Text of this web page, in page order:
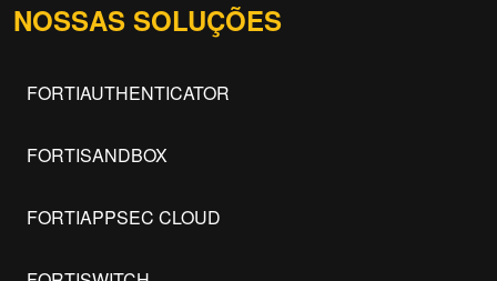
NOSSAS SOLUÇÕES
FORTIAUTHENTICATOR
FORTISANDBOX
FORTIAPPSEC CLOUD